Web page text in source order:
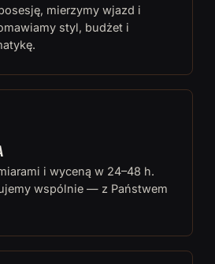
mierzymy wjazd i
styl, budżet i
i wyceną w 24–48 h.
wspólnie — z Państwem